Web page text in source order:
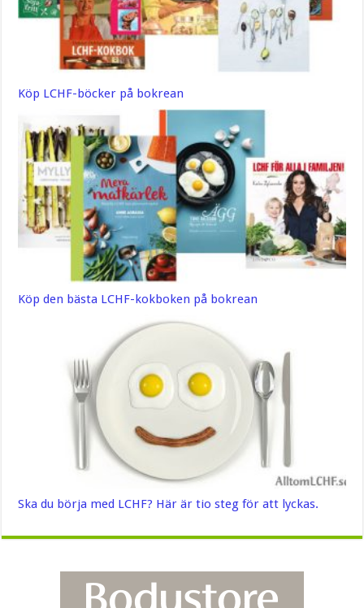
Köp LCHF-böcker på bokrean
Köp den bästa LCHF-kokboken på bokrean
Ska du börja med LCHF? Här är tio steg för att lyckas.